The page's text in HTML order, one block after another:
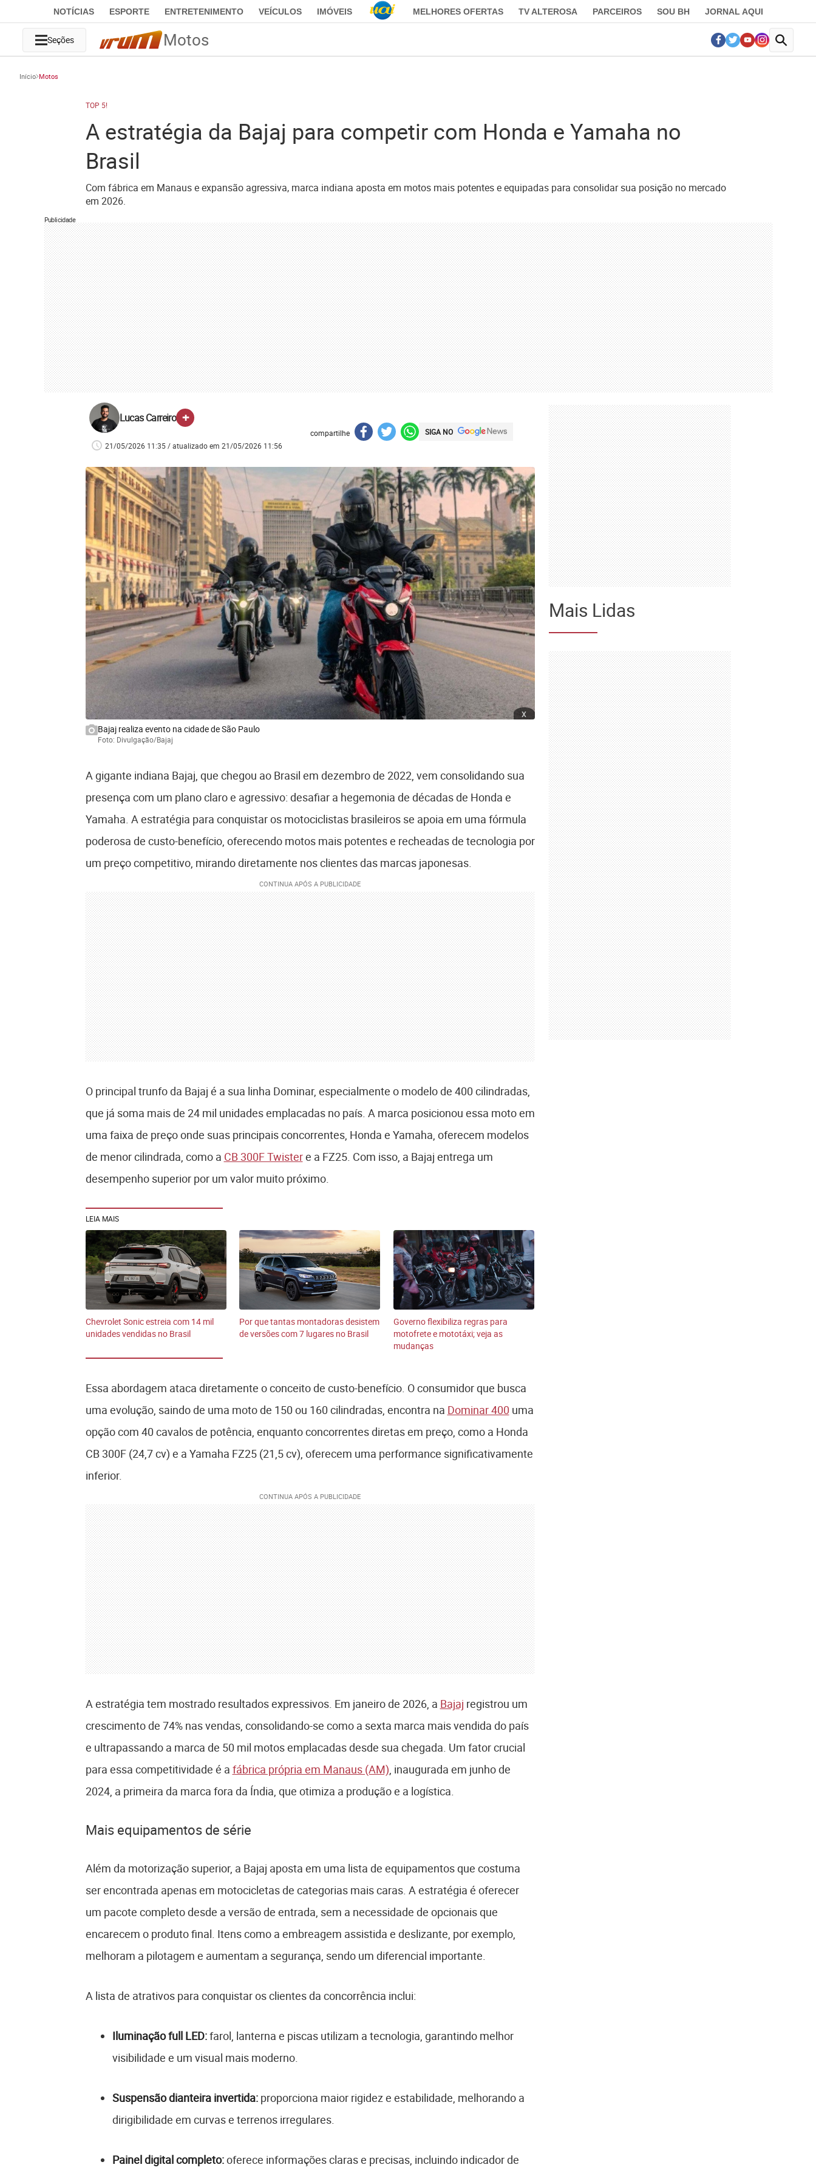
NOTÍCIAS ESPORTE ENTRETENIMENTO VEÍCULOS IMÓVEIS MELHORES OFERTAS TV ALTEROSA PARCEIROS SOU BH JORNAL AQUI
Seções Motos
Início Motos
TOP 5!
A estratégia da Bajaj para competir com Honda e Yamaha no
Brasil
Com fábrica em Manaus e expansão agressiva, marca indiana aposta em motos mais potentes e equipadas para consolidar sua posição no mercado
em 2026.
Publicidade
Lucas Carreiro +
21/05/2026 11:35 / atualizado em 21/05/2026 11:56
compartilhe SIGA NO
x
Bajaj realiza evento na cidade de São Paulo
Foto: Divulgação/Bajaj
A gigante indiana Bajaj, que chegou ao Brasil em dezembro de 2022, vem consolidando sua
presença com um plano claro e agressivo: desafiar a hegemonia de décadas de Honda e
Yamaha. A estratégia para conquistar os motociclistas brasileiros se apoia em uma fórmula
poderosa de custo-benefício, oferecendo motos mais potentes e recheadas de tecnologia por
um preço competitivo, mirando diretamente nos clientes das marcas japonesas.
O principal trunfo da Bajaj é a sua linha Dominar, especialmente o modelo de 400 cilindradas,
que já soma mais de 24 mil unidades emplacadas no país. A marca posicionou essa moto em
uma faixa de preço onde suas principais concorrentes, Honda e Yamaha, oferecem modelos
de menor cilindrada, como a CB 300F Twistere a FZ25. Com isso, a Bajaj entrega um
desempenho superior por um valor muito próximo.
LEIA MAIS
Chevrolet Sonic estreia com 14 mil
unidades vendidas no Brasil
Por que tantas montadoras desistem
de versões com 7 lugares no Brasil
Governo flexibiliza regras para
motofrete e mototáxi; veja as
mudanças
Essa abordagem ataca diretamente o conceito de custo-benefício. O consumidor que busca
uma evolução, saindo de uma moto de 150 ou 160 cilindradas, encontra na Dominar 400 uma
opção com 40 cavalos de potência, enquanto concorrentes diretas em preço, como a Honda
CB 300F (24,7 cv) e a Yamaha FZ25 (21,5 cv), oferecem uma performance significativamente
inferior.
A estratégia tem mostrado resultados expressivos. Em janeiro de 2026, a Bajaj registrou um
crescimento de 74% nas vendas, consolidando-se como a sexta marca mais vendida do país
e ultrapassando a marca de 50 mil motos emplacadas desde sua chegada. Um fator crucial
para essa competitividade é a fábrica própria em Manaus (AM), inaugurada em junho de
2024, a primeira da marca fora da Índia, que otimiza a produção e a logística.
Mais equipamentos de série
Além da motorização superior, a Bajaj aposta em uma lista de equipamentos que costuma
ser encontrada apenas em motocicletas de categorias mais caras. A estratégia é oferecer
um pacote completo desde a versão de entrada, sem a necessidade de opcionais que
encarecem o produto final. Itens como a embreagem assistida e deslizante, por exemplo,
melhoram a pilotagem e aumentam a segurança, sendo um diferencial importante.
A lista de atrativos para conquistar os clientes da concorrência inclui:
Iluminação full LED:farol, lanterna e piscas utilizam a tecnologia, garantindo melhor
visibilidade e um visual mais moderno.
Suspensão dianteira invertida:proporciona maior rigidez e estabilidade, melhorando a
dirigibilidade em curvas e terrenos irregulares.
Painel digital completo:oferece informações claras e precisas, incluindo indicador de
Mais Lidas